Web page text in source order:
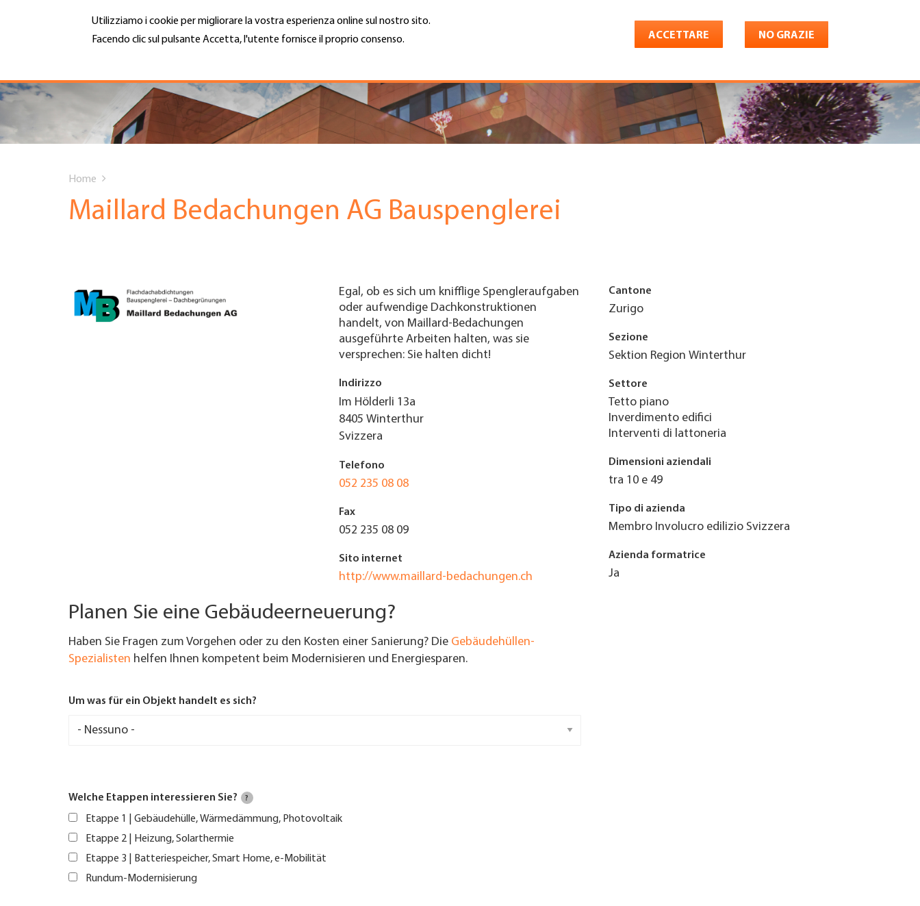
Utilizziamo i cookie per migliorare la vostra esperienza online sul nostro sito.
Facendo clic sul pulsante Accetta, l'utente fornisce il proprio consenso.
ACCETTARE NO GRAZIE
Hauptnavigation
CHI SIAMO
SERVIZI
DATE EVENTI
CARRIERA E LAVORO
MENU Cerca
Top
Menu
are
Home
Maillard Bedachungen AG Bauspenglerei
Egal, ob es sich um knifflige Spengleraufgaben
oder aufwendige Dachkonstruktionen
handelt, von Maillard-Bedachungen
ausgeführte Arbeiten halten, was sie
versprechen: Sie halten dicht!
Indirizzo
Im Hölderli 13a
8405 Winterthur
Svizzera
Telefono
052 235 08 08
Fax
052 235 08 09
Sito internet
http://www.maillard-bedachungen.ch
Cantone
Zurigo
Sezione
Sektion Region Winterthur
Settore
Tetto piano
Inverdimento edifici
Interventi di lattoneria
Dimensioni aziendali
tra 10 e 49
Tipo di azienda
Membro Involucro edilizio Svizzera
Azienda formatrice
Ja
Planen Sie eine Gebäudeerneuerung?
Haben Sie Fragen zum Vorgehen oder zu den Kosten einer Sanierung? Die Gebäudehüllen-
Spezialisten helfen Ihnen kompetent beim Modernisieren und Energiesparen.
Um was für ein Objekt handelt es sich?
Welche Etappen interessieren Sie? ?
Etappe 1 | Gebäudehülle, Wärmedämmung, Photovoltaik
Etappe 2 | Heizung, Solarthermie
Etappe 3 | Batteriespeicher, Smart Home, e-Mobilität
Rundum-Modernisierung